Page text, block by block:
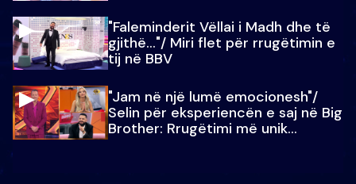
"Faleminderit Vëllai i Madh dhe të
gjithë…"/ Miri flet për rrugëtimin e
tij në BBV
"Jam në një lumë emocionesh"/
Selin për eksperiencën e saj në Big
Brother: Rrugëtimi më unik…